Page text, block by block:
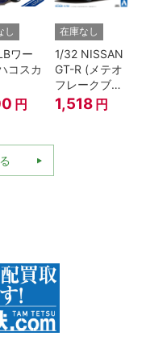
し
ワー
コスカ
円
在庫なし
1/32 NISSAN
GT-R (メテオ
フレークブラ
ックパール)
1,518 円